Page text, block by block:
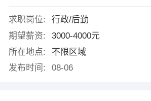
求职岗位:
行政/后勤
期望薪资:
3000-4000元
所在地点:
不限区域
发布时间:
08-06